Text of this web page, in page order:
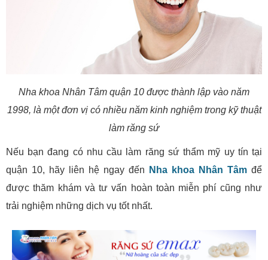
Nha khoa Nhân Tâm quận 10 được thành lập vào năm
1998, là một đơn vị có nhiều năm kinh nghiệm trong kỹ thuật
làm răng sứ
Nếu bạn đang có nhu cầu làm răng sứ thẩm mỹ uy tín tại
quận 10, hãy liên hệ ngay đến
Nha khoa Nhân Tâm để
được thăm khám và tư vấn hoàn toàn miễn phí cũng như
trải nghiệm những dịch vụ tốt nhất.